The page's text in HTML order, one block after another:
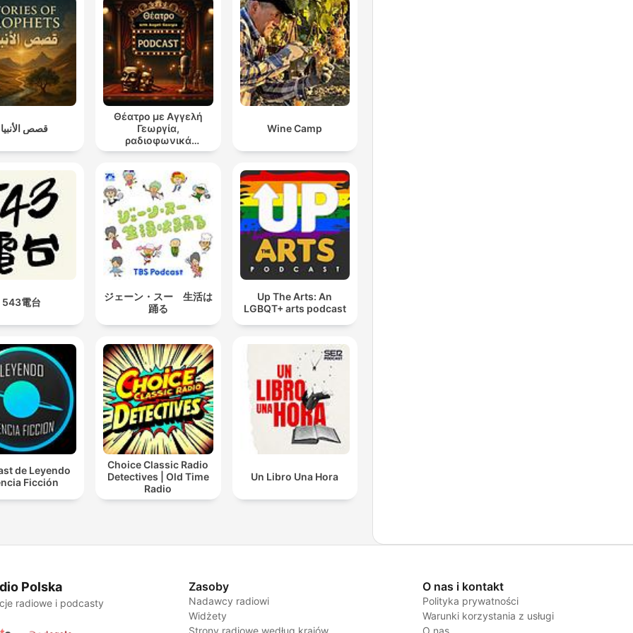
قصص
Θέατρο με Αγγελή
Γεωργία,
ραδιοφωνικά
θεατρικά έργα
Wine Camp
543電台
ジェーン・スー 生活は
踊る
Up The Arts: An
LGBQT+ arts podcast
de Leyendo
Ficción
Choice Classic Radio
Detectives | Old Time
Radio
Un Libro Una Hora
Polska
radiowe i podcasty
Zasoby
Nadawcy radiowi
Widżety
Strony radiowe według krajów
O nas i kontakt
Polityka prywatności
Warunki korzystania z usługi
O nas